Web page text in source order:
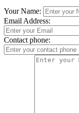
Your Name:
Email Address:
Contact phone: